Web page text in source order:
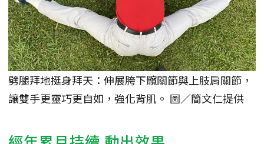
劈腿拜地挺身拜天：伸展胯下髖關節與上肢肩關節，
讓雙手更靈巧更自如，強化背肌。 圖／簡文仁提供